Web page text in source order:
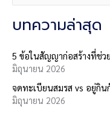
a
c
h
f
o
บทความล่าสุด
5 ข้อในสัญญาก่อสร้างที่ช่ว
มิถุนายน 2026
จดทะเบียนสมรส vs อยู่กิ
มิถุนายน 2026